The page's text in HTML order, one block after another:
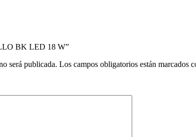
BK LED 18 W”
será publicada. Los campos obligatorios están marcados